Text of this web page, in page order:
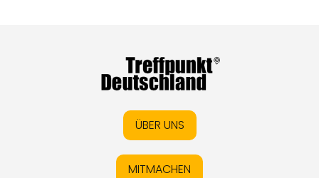
ÜBER UNS
MITMACHEN